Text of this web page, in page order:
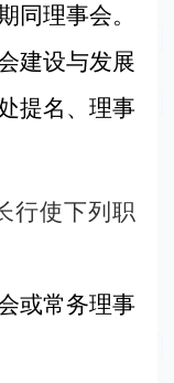
同理事会。
建设与发展
提名、理事
行使下列职
或常务理事